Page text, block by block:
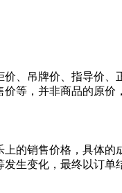
价、吊牌价、指导价、
等，并非商品的原价
上的销售价格，具体的
发生变化，最终以订单